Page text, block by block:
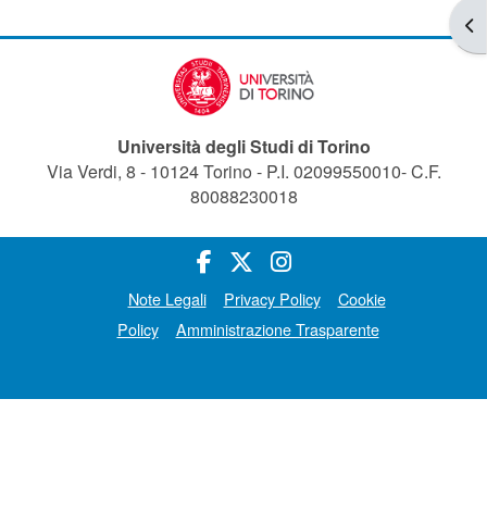
Università degli Studi di Torino
Via Verdi, 8 - 10124 Torino - P.I. 02099550010- C.F.
80088230018
Note Legali Privacy Policy
Cookie
Policy
Amministrazione Trasparente